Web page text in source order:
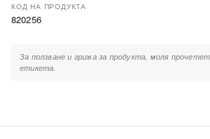
КОД НА ПРОДУКТА
820256
За ползване и грижа за продукта, моля
етикета.